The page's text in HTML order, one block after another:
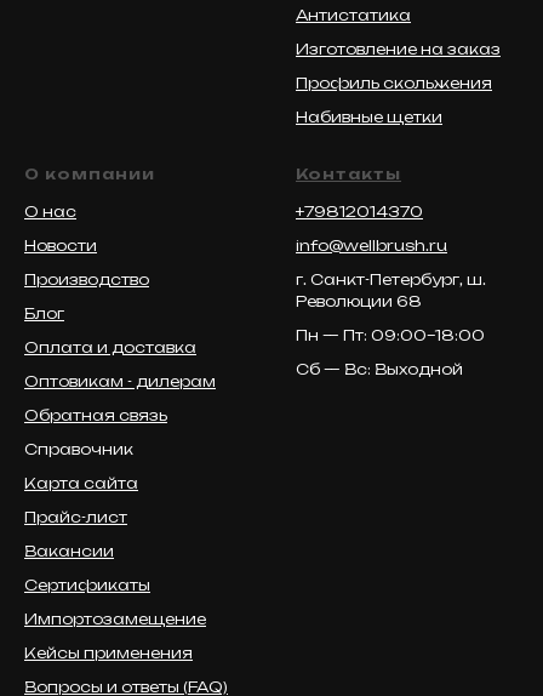
Антистатика
Изготовление на заказ
Профиль скольжения
Набивные щетки
О компании
О нас
Новости
Производство
Блог
Оплата и доставка
Оптовикам - дилерам
Обратная связь
Справочник
Карта сайта
Прайс-лист
Вакансии
Сертификаты
Импортозамещение
Кейсы применения
Вопросы и ответы (FAQ)
Контакты
+79812014370
info@wellbrush.ru
г. Санкт-Петербург, ш.
Революции 68
Пн — Пт: 09:00–18:00
Сб — Вс: Выходной